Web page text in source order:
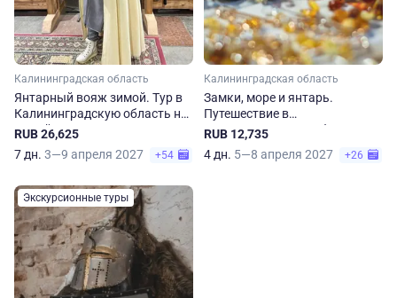
Калининградская область
Янтарный вояж зимой. Тур в
Калининградскую область на
7 дней
RUB 26,625
7 дн. 3—9 апреля 2027 +54
Калининградская область
Замки, море и янтарь.
Путешествие в
Калининградскую область
RUB 12,735
4 дн. 5—8 апреля 2027 +26
Экскурсионные туры